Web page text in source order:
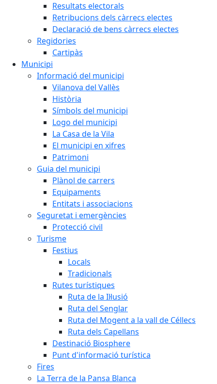
Resultats electorals
Retribucions dels càrrecs electes
Declaració de bens càrrecs electes
Regidories
Cartipàs
Municipi
Informació del municipi
Vilanova del Vallès
Història
Símbols del municipi
Logo del municipi
La Casa de la Vila
El municipi en xifres
Patrimoni
Guia del municipi
Plànol de carrers
Equipaments
Entitats i associacions
Seguretat i emergències
Protecció civil
Turisme
Festius
Locals
Tradicionals
Rutes turístiques
Ruta de la Il·lusió
Ruta del Senglar
Ruta del Mogent a la vall de Céllecs
Ruta dels Capellans
Destinació Biosphere
Punt d'informació turística
Fires
La Terra de la Pansa Blanca